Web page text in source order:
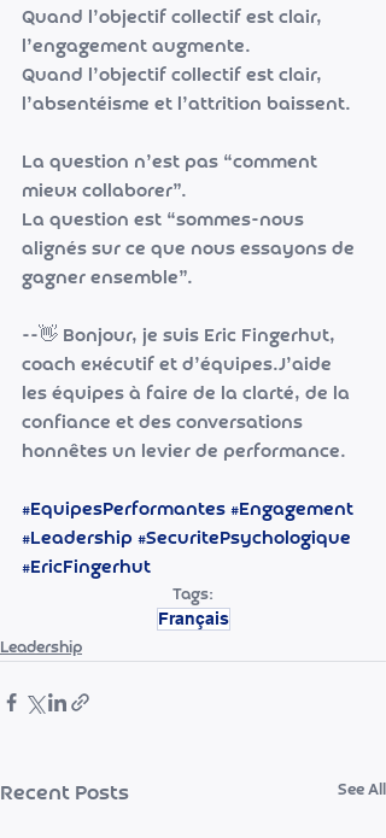
Quand l’objectif collectif est clair,
l’engagement augmente.
Quand l’objectif collectif est clair,
l’absentéisme et l’attrition baissent.
La question n’est pas “comment
mieux collaborer”.
La question est “sommes-nous
alignés sur ce que nous essayons de
gagner ensemble”.
--👋 Bonjour, je suis Eric Fingerhut,
coach exécutif et d’équipes.J’aide
les équipes à faire de la clarté, de la
confiance et des conversations
honnêtes un levier de performance.
#EquipesPerformantes #Engagement
#Leadership #SecuritePsychologique
#EricFingerhut
Tags:
Français
Leadership
Recent Posts See All